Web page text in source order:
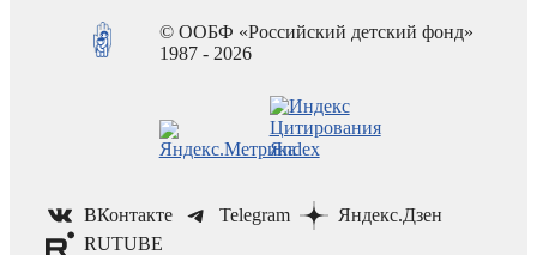
© ООБФ «Российский детский фонд»
1987 - 2026
ВКонтакте Telegram
Яндекс.Дзен
RUTUBE